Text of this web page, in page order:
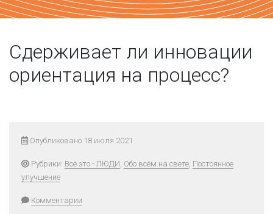
Сдерживает ли инновации
ориентация на процесс?
Опубликовано 18 июля 2021
Рубрики: Всё это - ЛЮДИ, Обо всём на свете, Постоянное
улучшение
Комментарии